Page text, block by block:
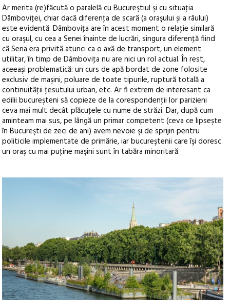
Ar merita (re)făcută o paralelă cu Bucureştiul şi cu situaţia
Dâmboviţei, chiar dacă diferenţa de scară (a oraşului şi a râului)
este evidentă. Dâmboviţa are în acest moment o relaţie similară
cu oraşul, cu cea a Senei înainte de lucrări, singura diferenţă fiind
că Sena era privită atunci ca o axă de transport, un element
utilitar, în timp de Dâmboviţa nu are nici un rol actual. În rest,
aceeaşi problematică: un curs de apă bordat de zone folosite
exclusiv de maşini, poluare de toate tipurile, ruptură totală a
continuităţii ţesutului urban, etc. Ar fi extrem de interesant ca
edilii bucureşteni să copieze de la corespondenţii lor parizieni
ceva mai mult decât plăcuţele cu nume de străzi. Dar, după cum
aminteam mai sus, pe lângă un primar competent (ceva ce lipseşte
în Bucureşti de zeci de ani) avem nevoie şi de sprijin pentru
politicile implementate de primărie, iar bucureştenii care îşi doresc
un oraş cu mai puţine maşini sunt în tabăra minoritară.